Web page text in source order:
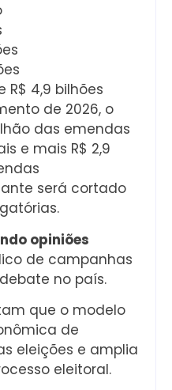
R$ 4,9 bilhões
de 2026, o
das emendas
e mais R$ 2,9
será cortado
opiniões
de campanhas
no país.
que o modelo
de
eleições e amplia
eleitoral.